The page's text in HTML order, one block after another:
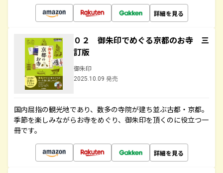
詳細を見る
０２ 御朱印でめぐる京都のお寺 三
訂版
御朱印
2025.10.09 発売
国内屈指の観光地であり、数多の寺院が建ち並ぶ古都・京都。
季節を楽しみながらお寺をめぐり、御朱印を頂くのに役立つ一
冊です。
詳細を見る